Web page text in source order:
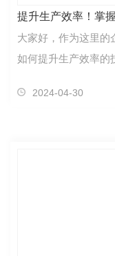
提升生产效率！掌
大家好，作为这里的
如何提升生产效率的
2024-04-30